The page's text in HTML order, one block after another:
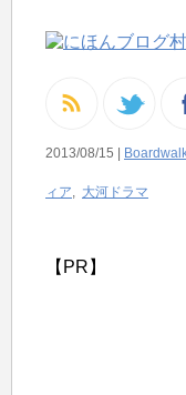
2013/08/15 |
ィア, 大河ドラマ
【PR】